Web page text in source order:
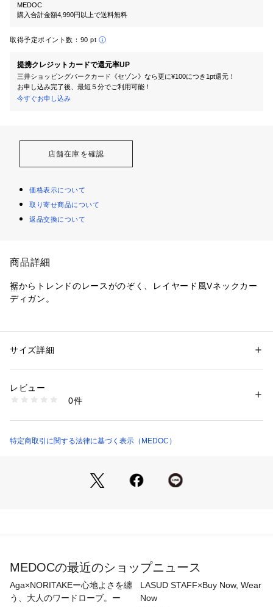
MEDOC
購入合計金額4,990円以上で送料無料
取得予定ポイント数： 90 pt
提携クレジットカードで還元率UP
三井ショッピングパークカード《セゾン》なら更に¥100につき1pt還元！
お申し込み完了後、最短５分でご利用可能！
今すぐお申し込み
店舗在庫を確認
価格表示について
取り寄せ商品について
返品交換について
商品詳細
裾からトレンドのレースがのぞく、レイヤード風Vネックカー
ディガン。
ざっくりと開いたVネックデザインが、首元をすっきりと見せ
デニム合わせでカジュアルに、スカートに合わせてフェミニン
シンプルなインナーにサッと羽織るだけで、コーデが決まる万
す。一番実物に近いお色味は生地画像でございます。
※ドライクリーニングの際は、洗濯ネットをご使用ください。
性別：レディース
素材：素材 | 本体 レーヨン：89％、ナイロン：11％
透け感 | オフホワイトあり
   ブラック、トープ、レッド若干あり
原産国 | 中国
ポケット | なし
081125049 （ショップ）
サイズ詳細
レビュー
0件
特定商取引に関する法律に基づく表示（MEDOC）
MEDOCの最近のショップニュース
Aga×NORITAKEー心地よさを纏
う、大人のワードローブ。ー
LASUD STAFF×Buy Now, Wear
Now